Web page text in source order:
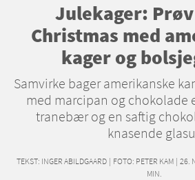
Julekager:
Christmas med
kager og
Samvirke bager amerikanske
med marcipan og chokolade
tranebær og en saftig
knasende
TEKST: INGER ABILDGAARD | FOTO: PETER KAM | 26.
MIN.